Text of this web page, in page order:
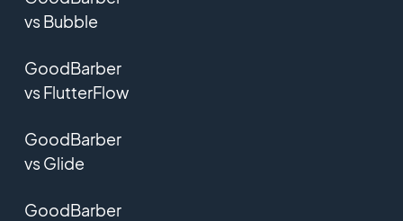
vs Bubble
GoodBarber
vs FlutterFlow
GoodBarber
vs Glide
GoodBarber